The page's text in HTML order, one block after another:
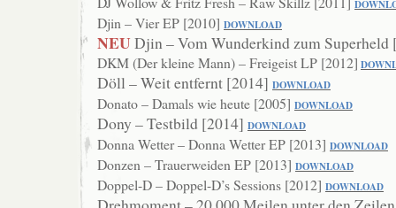
Djin – Vier EP [2010] DOWNLOAD
NEUDjin – Vom Wunderkind zum
DKM (Der kleine Mann) – Freigeist LP [2012]
Döll – Weit entfernt [2014] DOWNLOAD
Donato – Damals wie heute [2005] DOWNLOAD
Dony – Testbild [2014] DOWNLOAD
Donna Wetter – Donna Wetter EP [2013] DOWNLOAD
Donzen – Trauerweiden EP [2013] DOWNLOAD
Doppel-D – Doppel-D’s Sessions [2012] DOWNLOAD